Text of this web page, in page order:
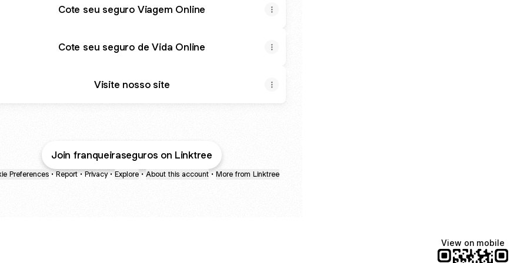
Cote seu seguro Viagem Online
Cote seu seguro de Vida Online
Visite nosso site
Join franqueiraseguros on Linktree
Preferences • Report • Privacy • Explore • About this account • More from Linktree
View on mobile